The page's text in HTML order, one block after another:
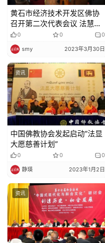
黄石市经济技术开发区佛协
召开第二次代表会议 法慧法
师当选为第二届理事会会长
0 0 0
smy 2023年3月30日
资讯
中国佛教协会发起启动“法显
大愿慈善计划”
0 0 0
静瑛 2023年1月2日
资讯